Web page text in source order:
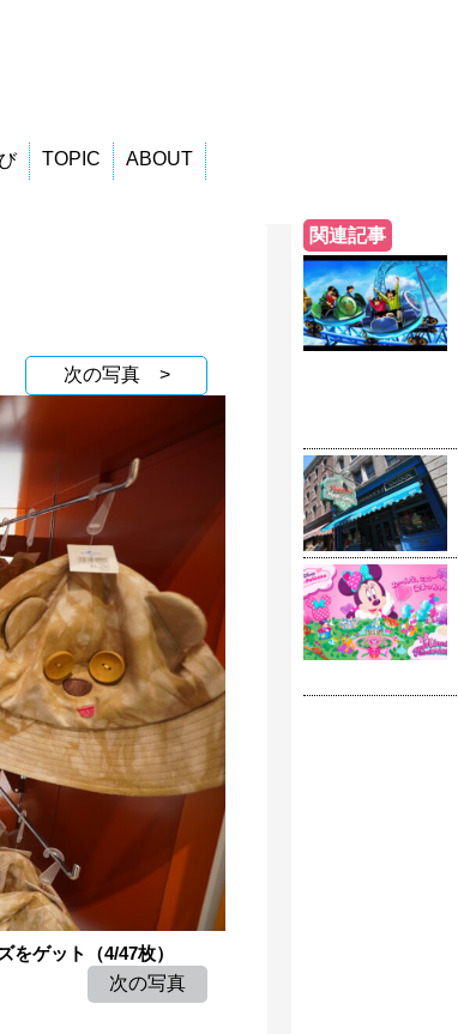
TOPIC ABOUT
次の写真 >
ゲット（4/47枚）
次の写真
関連記事